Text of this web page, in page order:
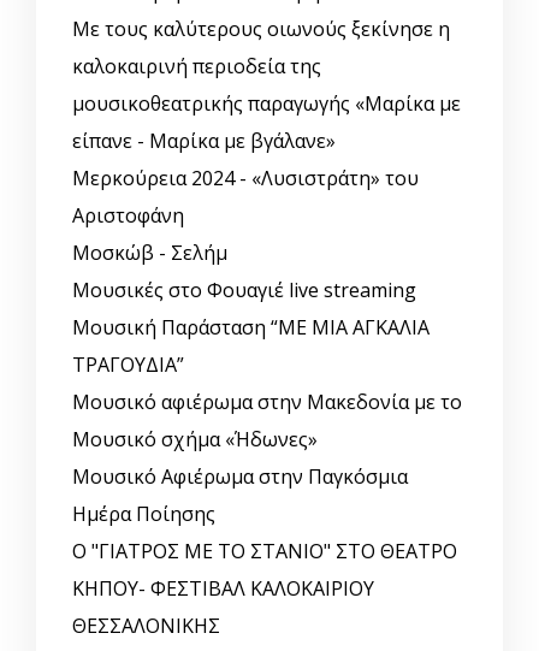
Με τους καλύτερους οιωνούς ξεκίνησε η
καλοκαιρινή περιοδεία της
μουσικοθεατρικής παραγωγής «Μαρίκα με
είπανε - Μαρίκα με βγάλανε»
Μερκούρεια 2024 - «Λυσιστράτη» του
Αριστοφάνη
Μοσκώβ - Σελήμ
Μουσικές στο Φουαγιέ live streaming
Μουσική Παράσταση “ΜΕ ΜΙΑ ΑΓΚΑΛΙΑ
ΤΡΑΓΟΥΔΙΑ”
Μουσικό αφιέρωμα στην Μακεδονία με το
Μουσικό σχήμα «Ήδωνες»
Μουσικό Αφιέρωμα στην Παγκόσμια
Ημέρα Ποίησης
Ο "ΓΙΑΤΡΟΣ ΜΕ ΤΟ ΣΤΑΝΙΟ" ΣΤΟ ΘΕΑΤΡΟ
ΚΗΠΟΥ- ΦΕΣΤΙΒΑΛ ΚΑΛΟΚΑΙΡΙΟΥ
ΘΕΣΣΑΛΟΝΙΚΗΣ